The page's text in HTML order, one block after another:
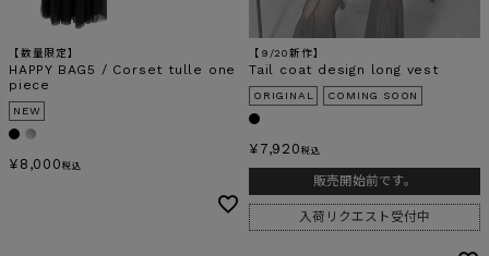
【数量限定】
HAPPY BAG5 / Corset tulle one
piece
NEW
¥ 8,000 税込
【9/20新作】
Tail coat design long vest
ORIGINAL COMING SOON
¥ 7,920 税込
販売開始前です。
入荷リクエスト受付中